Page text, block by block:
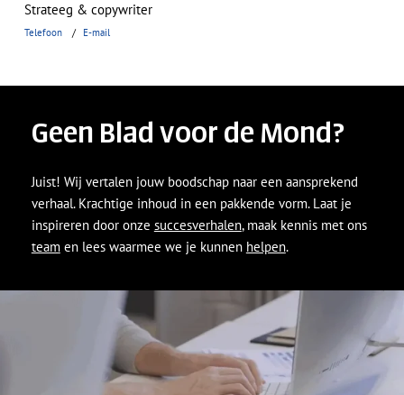
Strateeg & copywriter
Telefoon E-mail
Geen Blad voor de Mond?
Juist! Wij vertalen jouw boodschap naar een aansprekend
verhaal. Krachtige inhoud in een pakkende vorm. Laat je
inspireren door onze succesverhalen, maak kennis met ons
teamen lees waarmee we je kunnen helpen.